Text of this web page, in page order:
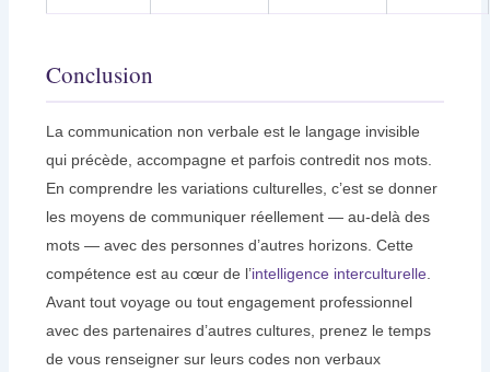
Conclusion
La communication non verbale est le langage invisible
qui précède, accompagne et parfois contredit nos mots.
En comprendre les variations culturelles, c’est se donner
les moyens de communiquer réellement — au-delà des
mots — avec des personnes d’autres horizons. Cette
compétence est au cœur de l’intelligence interculturelle
Avant tout voyage ou tout engagement professionnel
avec des partenaires d’autres cultures, prenez le temps
de vous renseigner sur leurs codes non verbaux